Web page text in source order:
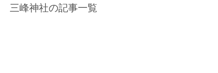
三峰神社の記事一覧